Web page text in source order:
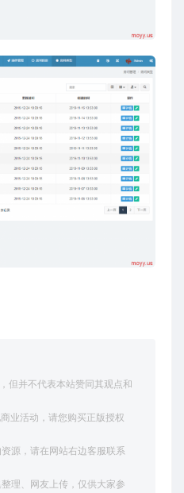
但并不代表本站赞同其观点和
业活动，请您购买正版授权
源，请在网站右边客服联系
理、网友上传，仅供大家参